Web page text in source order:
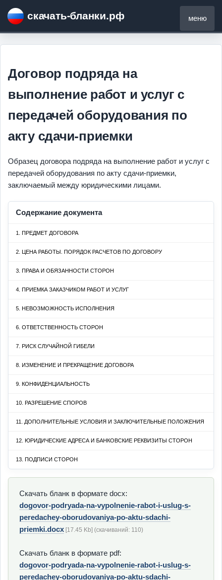
скачать-бланки.рф
Договор подряда на
выполнение работ и услуг с
передачей оборудования по
акту сдачи-приемки
Образец договора подряда на выполнение работ и услуг с
передачей оборудования по акту сдачи-приемки,
заключаемый между юридическими лицами.
Содержание документа
1. ПРЕДМЕТ ДОГОВОРА
2. ЦЕНА РАБОТЫ. ПОРЯДОК РАСЧЕТОВ ПО ДОГОВОРУ
3. ПРАВА И ОБЯЗАННОСТИ СТОРОН
4. ПРИЕМКА ЗАКАЗЧИКОМ РАБОТ И УСЛУГ
5. НЕВОЗМОЖНОСТЬ ИСПОЛНЕНИЯ
6. ОТВЕТСТВЕННОСТЬ СТОРОН
7. РИСК СЛУЧАЙНОЙ ГИБЕЛИ
8. ИЗМЕНЕНИЕ И ПРЕКРАЩЕНИЕ ДОГОВОРА
9. КОНФИДЕНЦИАЛЬНОСТЬ
10. РАЗРЕШЕНИЕ СПОРОВ
11. ДОПОЛНИТЕЛЬНЫЕ УСЛОВИЯ И ЗАКЛЮЧИТЕЛЬНЫЕ ПОЛОЖЕНИЯ
12. ЮРИДИЧЕСКИЕ АДРЕСА И БАНКОВСКИЕ РЕКВИЗИТЫ СТОРОН
13. ПОДПИСИ СТОРОН
Скачать бланк в формате docx:
dogovor-podryada-na-vypolnenie-rabot-i-uslug-s-
peredachey-oborudovaniya-po-aktu-sdachi-
priemki.docx [17.45 Kb] (cкачиваний: 110)
Скачать бланк в формате pdf:
dogovor-podryada-na-vypolnenie-rabot-i-uslug-s-
peredachey-oborudovaniya-po-aktu-sdachi-
меню